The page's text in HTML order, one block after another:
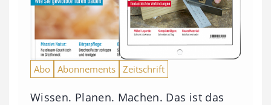
Abo Abonnements Zeitschrift
Wissen. Planen. Machen. Das ist das